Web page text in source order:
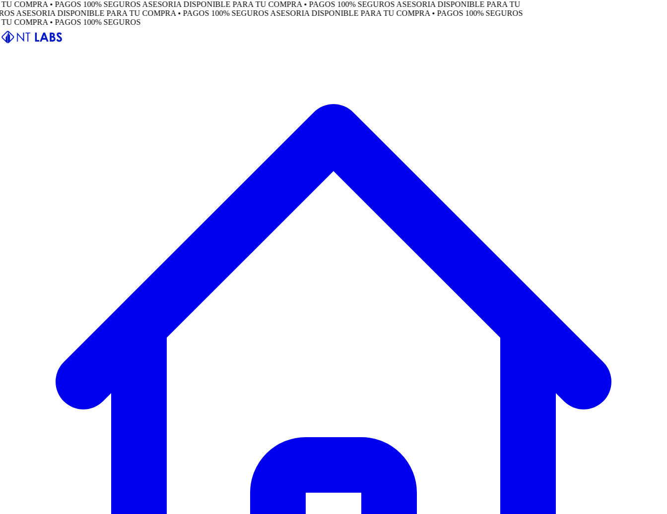
• PAGOS 100% SEGUROS ASESORIA DISPONIBLE PARA TU COMPRA • PAGOS 100% SEGUROS ASESORIA DISPONIBLE PARA TU
DISPONIBLE PARA TU COMPRA • PAGOS 100% SEGUROS ASESORIA DISPONIBLE PARA TU COMPRA • PAGOS 100% SEGUROS
• PAGOS 100% SEGUROS